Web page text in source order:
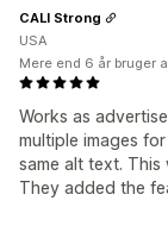
Works as
multiple images
same alt text.
They added the
CALI Strong
USA
Mere end 6 år bruger